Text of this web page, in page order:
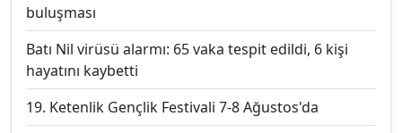
buluşması
Batı Nil virüsü alarmı: 65 vaka tespit edildi, 6 kişi
hayatını kaybetti
19. Ketenlik Gençlik Festivali 7-8 Ağustos'da